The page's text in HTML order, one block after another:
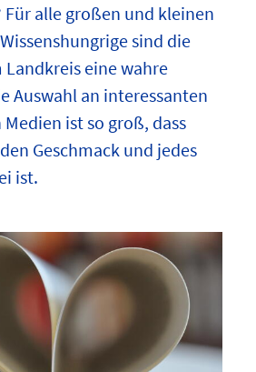
Für alle großen und kleinen
sind die
eine wahre
Auswahl an interessanten
ist so groß, dass
Geschmack und jedes
ist.